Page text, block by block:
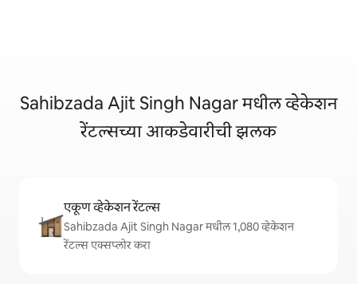
Sahibzada Ajit Singh Nagar मधील व्हेकेशन
रेंटल्सच्या आकडेवारीची झलक
एकूण व्हेकेशन रेंटल्स
Sahibzada Ajit Singh Nagar मधील 1,080 व्हेकेशन
रेंटल्स एक्सप्लोर करा